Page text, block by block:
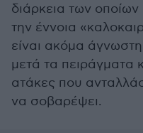
διάρκεια των
την έννοια
είναι ακόμα
μετά τα πειράγματα
ατάκες που
να σοβαρέψει.